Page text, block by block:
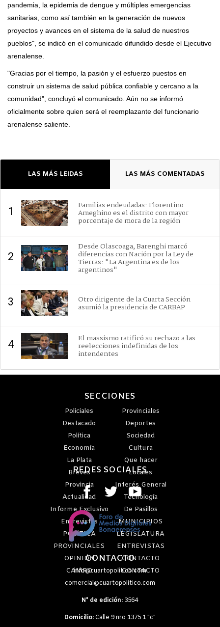
pandemia, la epidemia de dengue y múltiples emergencias
sanitarias, como así también en la generación de nuevos
proyectos y avances en el sistema de la salud de nuestros
pueblos", se indicó en el comunicado difundido desde el Ejecutivo
arenalense.
"Gracias por el tiempo, la pasión y el esfuerzo puestos en
construir un sistema de salud pública confiable y cercano a la
comunidad", concluyó el comunicado. Aún no se informó
oficialmente sobre quien será el reemplazante del funcionario
arenalense saliente.
LAS MÁS LEIDAS LAS MÁS COMENTADAS
1 Familias endeudadas: Florentino
Ameghino es el distrito con mayor
porcentaje de mora de la región
2
Desde Olascoaga, Barenghi marcó
diferencias con Nación por la Ley de
Tierras: "La Argentina es de los
argentinos"
3 Otro dirigente de la Cuarta Sección
asumió la presidencia de CARBAP
4 El massismo ratificó su rechazo a las
reelecciones indefinidas de los
intendentes
SECCIONES
Policiales
Provinciales
Destacado
Deportes
Política
Sociedad
Economía
Cultura
La Plata
Que hacer
Breves
Locales
Provincia
Interés General
Actualidad
Tecnología
Informe Exclusivo
De Pasillos
Entrevistas
MUNICIPIOS
POLÍTICA
LEGISLATURA
PROVINCIALES
ENTREVISTAS
OPINIÓN
CONTACTO
CAMPO
CONTACTO
REDES SOCIALES
CONTACTO
info@cuartopolitico.com
comercial@cuartopolitico.com
N° de edición: 3564
Domicilio:Calle 9 nro 1375 1 "c"